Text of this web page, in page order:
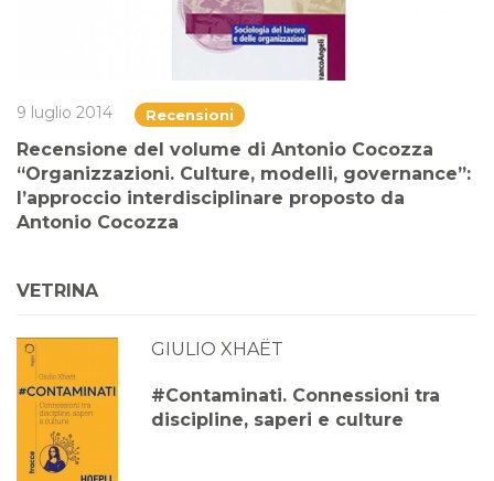
9 luglio 2014 Recensioni
Recensione del volume di Antonio Cocozza
“Organizzazioni. Culture, modelli, governance”:
l’approccio interdisciplinare proposto da
Antonio Cocozza
VETRINA
GIULIO XHAËT
#Contaminati. Connessioni tra
discipline, saperi e culture